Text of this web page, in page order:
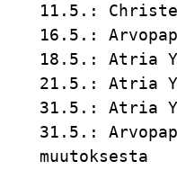
11.5.:
16.5.:
18.5.:
21.5.:
31.5.: Atria
31.5.: